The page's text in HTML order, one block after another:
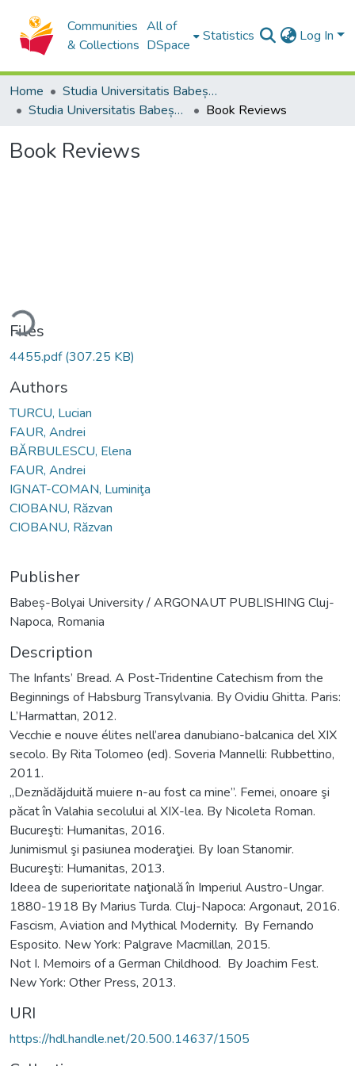
Communities
& Collections
All of
DSpace
Statistics Log In
Home
Studia Universitatis Babeș-Bolyai Collection
Studia Universitatis Babeș-Bolyai Historia
Book Reviews
Book Reviews
Files
4455.pdf(307.25 KB)
Authors
TURCU, Lucian
FAUR, Andrei
BĂRBULESCU, Elena
FAUR, Andrei
IGNAT-COMAN, Luminiţa
CIOBANU, Răzvan
CIOBANU, Răzvan
Publisher
Babeș-Bolyai University / ARGONAUT PUBLISHING Cluj-
Napoca, Romania
Description
The Infants’ Bread. A Post-Tridentine Catechism from the
Beginnings of Habsburg Transylvania. By Ovidiu Ghitta. Paris:
L’Harmattan, 2012.
Vecchie e nouve élites nell’area danubiano-balcanica del XIX
secolo. By Rita Tolomeo (ed). Soveria Mannelli: Rubbettino,
2011.
„Deznădăjduită muiere n-au fost ca mine”. Femei, onoare şi
păcat în Valahia secolului al XIX-lea. By Nicoleta Roman.
Bucureşti: Humanitas, 2016.
Junimismul şi pasiunea moderaţiei. By Ioan Stanomir.
Bucureşti: Humanitas, 2013.
Ideea de superioritate naţională în Imperiul Austro-Ungar.
1880-1918 By Marius Turda. Cluj-Napoca: Argonaut, 2016.
Fascism, Aviation and Mythical Modernity. By Fernando
Esposito. New York: Palgrave Macmillan, 2015.
Not I. Memoirs of a German Childhood. By Joachim Fest.
New York: Other Press, 2013.
URI
https://hdl.handle.net/20.500.14637/1505